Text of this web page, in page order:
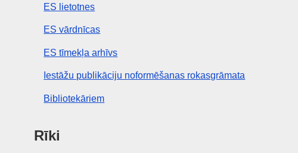
ES lietotnes
ES vārdnīcas
ES tīmekļa arhīvs
Iestāžu publikāciju noformēšanas rokasgrāmata
Bibliotekāriem
Rīki